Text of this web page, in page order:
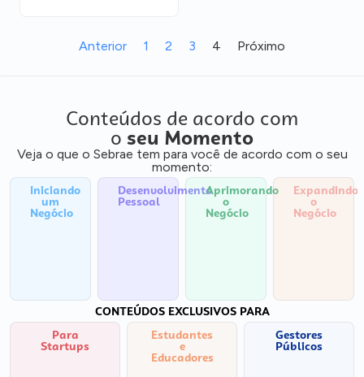
Anterior 1 2 3 4 Próximo
Conteúdos de acordo com
o seu Momento
Veja o que o Sebrae tem para você de acordo com o seu
momento:
Iniciando
um
Negócio
Desenvolvimento
Pessoal
Aprimorando
o
Negócio
Expandindo
o
Negócio
CONTEÚDOS EXCLUSIVOS PARA
Para
Startups
Estudantes
e
Educadores
Gestores
Públicos